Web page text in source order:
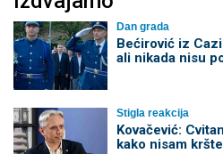
Dan grada
Bećirović iz
ali nikada nisu
Stigla reakcija
Kovačević:
kako nisam